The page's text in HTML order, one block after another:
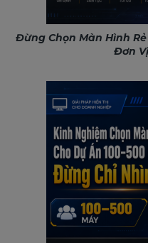
Đừng Chọn Màn Hình
Đơn